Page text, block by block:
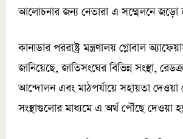
আলোচনার জন্য নেতারা এ সম্মেলনে জড়ো
কানাডার পররাষ্ট্র মন্ত্রণালয় গ্লোবাল
জানিয়েছে, জাতিসংঘের বিভিন্ন সংস্থা,
আন্দোলন এবং মাঠপর্যায়ে সহায়তা দেওয়া
সংস্থাগুলোর মাধ্যমে এ অর্থ পৌঁছে দেওয়া